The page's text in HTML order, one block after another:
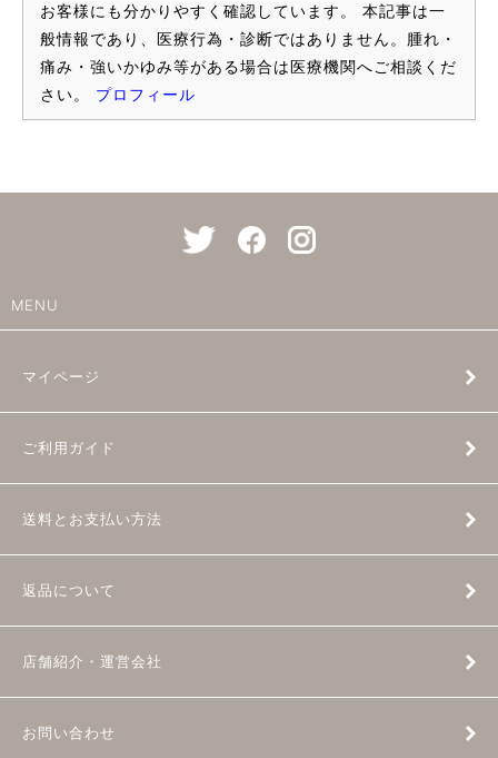
お客様にも分かりやすく確認しています。 本記事は一
般情報であり、医療行為・診断ではありません。腫れ・
痛み・強いかゆみ等がある場合は医療機関へご相談くだ
さい。 プロフィール
MENU
マイページ
ご利用ガイド
送料とお支払い方法
返品について
店舗紹介・運営会社
お問い合わせ